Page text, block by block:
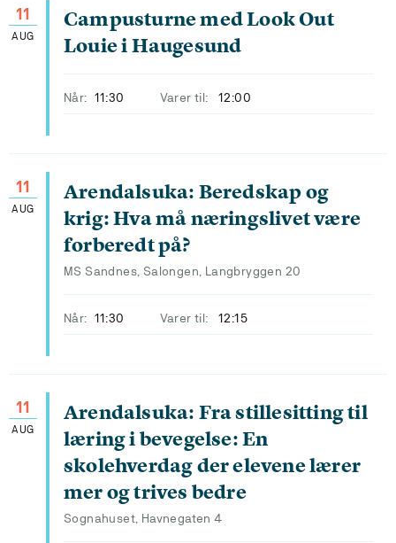
11
AUG
Campusturne med Look Out
Louie i Haugesund
Når: 11:30 Varer til: 12:00
11
AUG
Arendalsuka: Beredskap og
krig: Hva må næringslivet være
forberedt på?
MS Sandnes, Salongen, Langbryggen 20
Når: 11:30 Varer til: 12:15
11
AUG
Arendalsuka: Fra stillesitting til
læring i bevegelse: En
skolehverdag der elevene lærer
mer og trives bedre
Sognahuset, Havnegaten 4